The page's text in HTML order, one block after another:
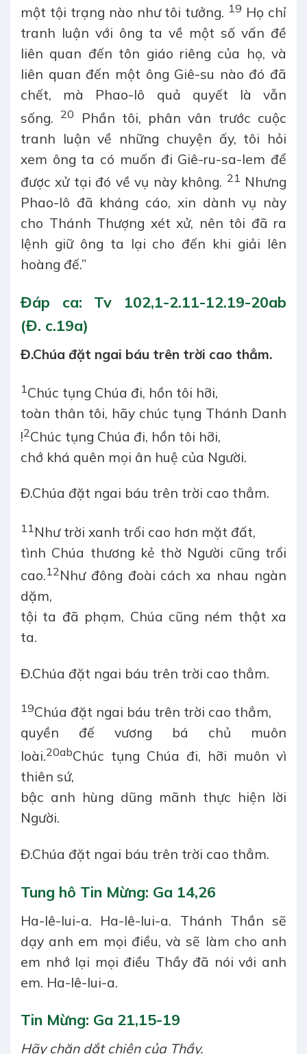
một tội trạng nào như tôi tưởng. 19 Họ chỉ
tranh luận với ông ta về một số vấn đề
liên quan đến tôn giáo riêng của họ, và
liên quan đến một ông Giê-su nào đó đã
chết, mà Phao-lô quả quyết là vẫn
sống. 20
Phần tôi, phân vân trước cuộc
tranh luận về những chuyện ấy, tôi hỏi
xem ông ta có muốn đi Giê-ru-sa-lem để
được xử tại đó về vụ này không. 21 Nhưng
Phao-lô đã kháng cáo, xin dành vụ này
cho Thánh Thượng xét xử, nên tôi đã ra
lệnh giữ ông ta lại cho đến khi giải lên
hoàng đế.”
Đáp ca: Tv 102,1-2.11-12.19-20ab
(Đ. c.19a)
Đ.Chúa đặt ngai báu trên trời cao thẳm.
1 Chúc tụng Chúa đi, hồn tôi hỡi,
toàn thân tôi, hãy chúc tụng Thánh Danh
!2Chúc tụng Chúa đi, hồn tôi hỡi,
chớ khá quên mọi ân huệ của Người.
Đ.Chúa đặt ngai báu trên trời cao thẳm.
11 Như trời xanh trổi cao hơn mặt đất,
tình Chúa thương kẻ thờ Người cũng trổi
cao.12 Như đông đoài cách xa nhau ngàn
dặm,
tội ta đã phạm, Chúa cũng ném thật xa
ta.
Đ.Chúa đặt ngai báu trên trời cao thẳm.
19Chúa đặt ngai báu trên trời cao thẳm,
quyền đế vương bá chủ muôn
loài.20abChúc tụng Chúa đi, hỡi muôn vì
thiên sứ,
bậc anh hùng dũng mãnh thực hiện lời
Người.
Đ.Chúa đặt ngai báu trên trời cao thẳm.
Tung hô Tin Mừng: Ga 14,26
Ha-lê-lui-a. Ha-lê-lui-a. Thánh Thần sẽ
dạy anh em mọi điều, và sẽ làm cho anh
em nhớ lại mọi điều Thầy đã nói với anh
em. Ha-lê-lui-a.
Tin Mừng: Ga 21,15-19
Hãy chăn dắt chiên của Thầy.